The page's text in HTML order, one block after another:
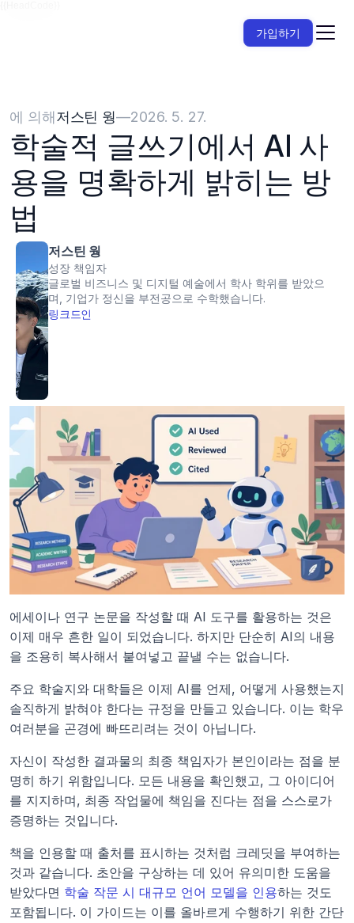
가입하기
에 의해저스틴 웡—2026. 5. 27.
학술적 글쓰기에서 AI 사
용을 명확하게 밝히는 방
법
저스틴 웡
성장 책임자
글로벌 비즈니스 및 디지털 예술에서 학사 학위를 받았으
며, 기업가 정신을 부전공으로 수학했습니다.
링크드인
에세이나 연구 논문을 작성할 때 AI 도구를 활용하는 것은
이제 매우 흔한 일이 되었습니다. 하지만 단순히 AI의 내용
을 조용히 복사해서 붙여넣고 끝낼 수는 없습니다.
주요 학술지와 대학들은 이제 AI를 언제, 어떻게 사용했는지
솔직하게 밝혀야 한다는 규정을 만들고 있습니다. 이는 학우
여러분을 곤경에 빠뜨리려는 것이 아닙니다.
자신이 작성한 결과물의 최종 책임자가 본인이라는 점을 분
명히 하기 위함입니다. 모든 내용을 확인했고, 그 아이디어
를 지지하며, 최종 작업물에 책임을 진다는 점을 스스로가
증명하는 것입니다.
책을 인용할 때 출처를 표시하는 것처럼 크레딧을 부여하는
것과 같습니다. 초안을 구상하는 데 있어 유의미한 도움을
받았다면 학술 작문 시 대규모 언어 모델을 인용하는 것도
포함됩니다. 이 가이드는 이를 올바르게 수행하기 위한 간단